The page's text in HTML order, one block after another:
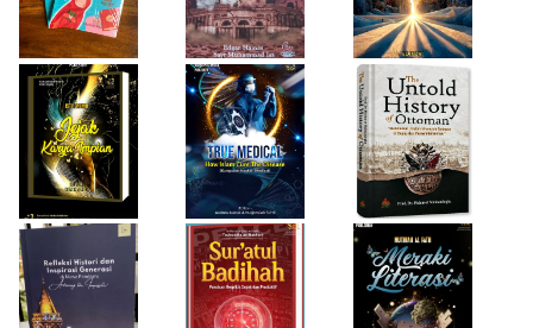
Buku Medis
Ottoman
Desi Wulan Sari
Refleksi Histori
dan Inspirasi
Generasi di Masa
Pandemi
“Achieving the
Impossible”
Firda Umayah
Sur'atul Badihah,
Panduan Berpikir
Cepat dan
Produktif
Sartinah
Rempaka
Literasiku